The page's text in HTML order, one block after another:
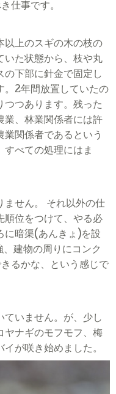
仕事です。
以上のスギの木の枝の
いた状態から、枝や丸
の下部に針金で固定し
2年間放置していたの
つつあります。残った
業、林業関係者には許
関係者であるという
すべての処理にはま
ません。 それ以外の仕
順位をつけて、やる必
に暗渠(あんきょ )を設
建物の周りにコンク
るかな、という感じで
ていません。が、少し
ヤナギのモフモフ、梅
が咲き始めました。